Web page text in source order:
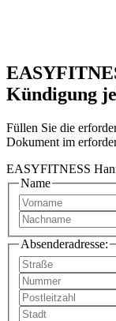
Kündigung
Füllen Sie die
Dokument im
EASYFITNESS
Name
Absenderadresse: